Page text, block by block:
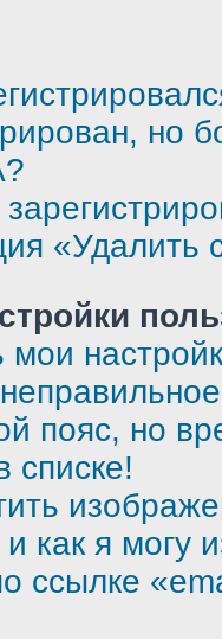
но
«Удалить
мои
пояс, но
списке!
как я могу
ссылке